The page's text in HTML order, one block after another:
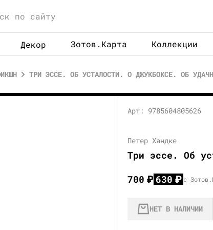
Декор Зотов.Карта Коллекции
ТРИ ЭССЕ. ОБ УСТАЛОСТИ. О ДЖУКБОКСЕ. ОБ
Арт: 9785604805626
Петер Хандке
Три эссе. Об
700₽ 630₽ с
НЕТ В НАЛИЧИИ